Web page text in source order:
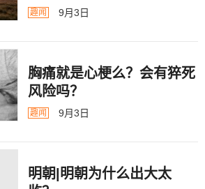
告
趣闻 9月3日
胸痛就是心梗么？会有猝死
风险吗？
趣闻 9月3日
明朝|明朝为什么出大太